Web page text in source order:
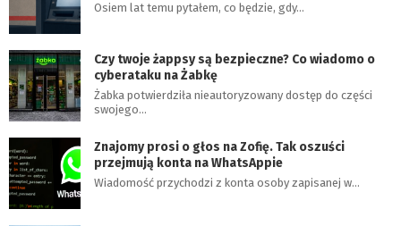
Osiem lat temu pytałem, co będzie, gdy…
Czy twoje żappsy są bezpieczne? Co wiadomo o
cyberataku na Żabkę
Żabka potwierdziła nieautoryzowany dostęp do części
swojego…
Znajomy prosi o głos na Zofię. Tak oszuści
przejmują konta na WhatsAppie
Wiadomość przychodzi z konta osoby zapisanej w…